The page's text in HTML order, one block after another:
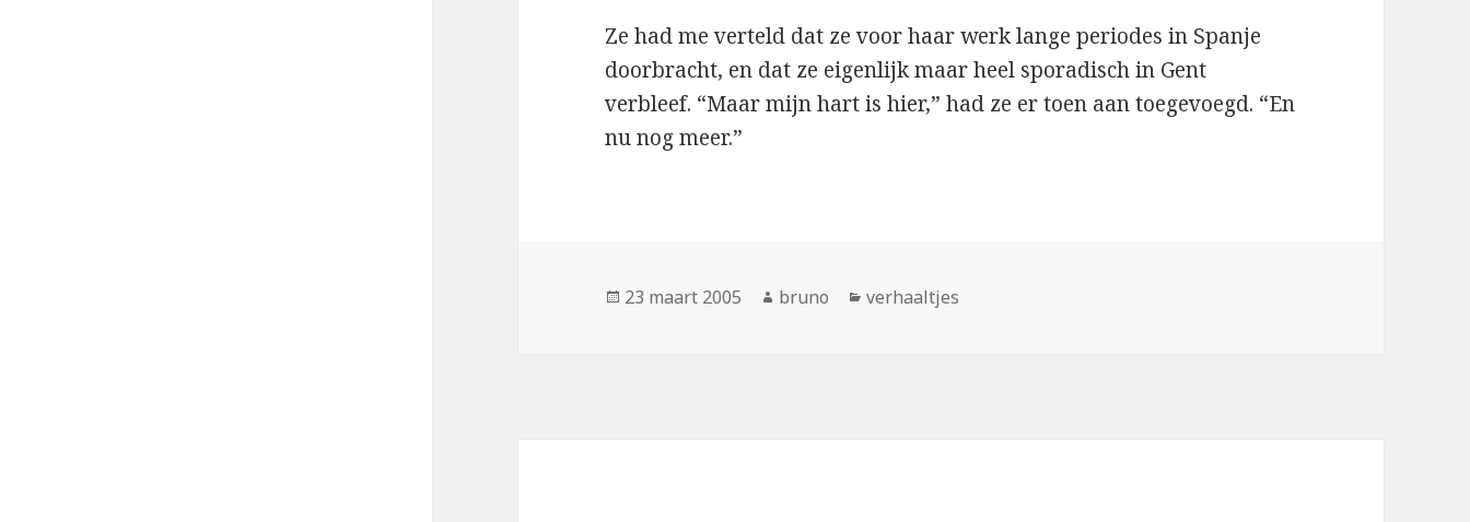
Ze had me verteld dat ze voor haar werk lange periodes in Spanje
doorbracht, en dat ze eigenlijk maar heel sporadisch in Gent
verbleef. “Maar mijn hart is hier,” had ze er toen aan toegevoegd. “En
nu nog meer.”
Geplaatst
23 maart 2005 Auteur
bruno Categorieën
verhaaltjes